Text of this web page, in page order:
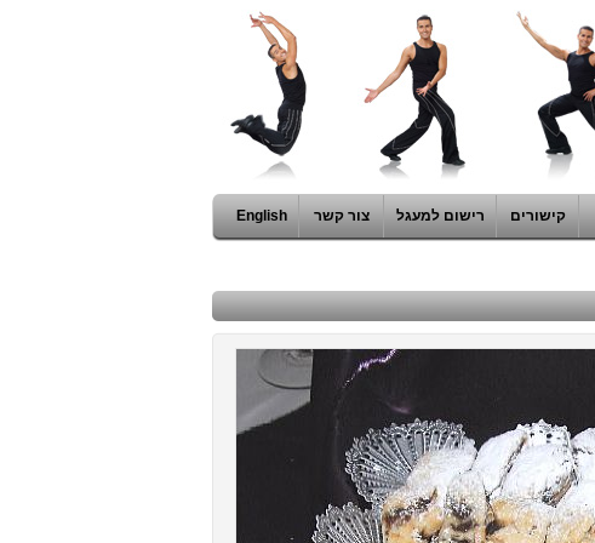
קישורים רישום למעגל צור קשר English